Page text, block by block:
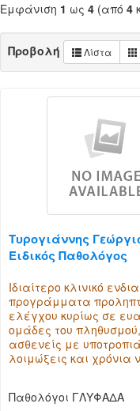
Εμφάνιση 1 ως 4 (από 4
Προβολή Λίστα
Τυρογιάννης
Ειδικός Παθολόγος
Ιδιαίτερο κλινικό
προγράμματα
ελέγχου κυρίως σε
ομάδες του
ασθενείς με
λοιμώξεις και χρόνια
Παθολόγοι ΓΛΥΦΑΔΑ